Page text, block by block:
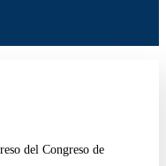
del Congreso de